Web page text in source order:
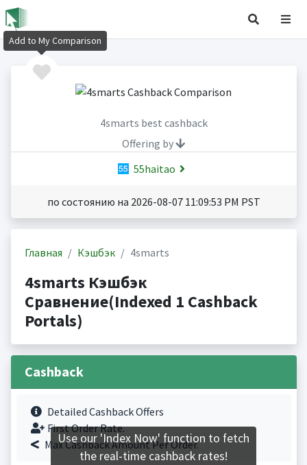
4smarts best cashback
Offering by
55haitao
по состоянию на 2026-08-07 11:09:53 PM PST
Главная Кэшбэк 4smarts
4smarts Кэшбэк
Сравнение(Indexed 1 Cashback
Portals)
Cashback
Detailed Cashback Offers
First Order Rate.
Max Cashback Amount Per Order.
Add to My Comparison
Use our 'Index Now' function to fetch
the real-time cashback rates!